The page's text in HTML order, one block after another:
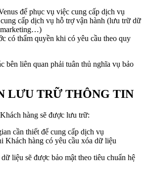
để phục vụ việc cung cấp dịch vụ
cấp dịch vụ hỗ trợ vận hành (lưu trữ dữ
marketing…)
có thẩm quyền khi có yêu cầu theo quy
bên liên quan phải tuân thủ nghĩa vụ bảo
LƯU TRỮ THÔNG TIN
hàng sẽ được lưu trữ:
cần thiết để cung cấp dịch vụ
Khách hàng có yêu cầu xóa dữ liệu
liệu sẽ được bảo mật theo tiêu chuẩn hệ